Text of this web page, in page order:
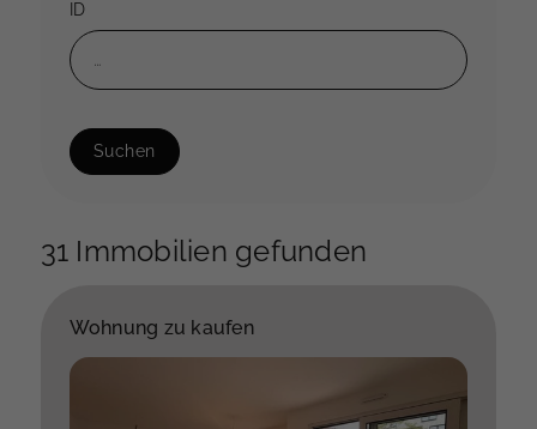
ID
Suchen
31 Immobilien gefunden
Wohnung zu kaufen